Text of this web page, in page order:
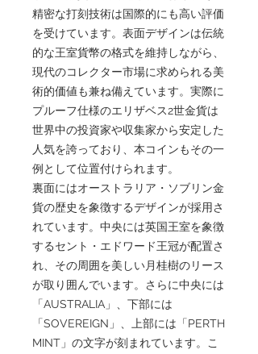
精密な打刻技術は国際的にも高い評価
を受けています。表面デザインは伝統
的な王室貨幣の格式を維持しながら、
現代のコレクター市場に求められる美
術的価値も兼ね備えています。実際に
プルーフ仕様のエリザベス2世金貨は
世界中の投資家や収集家から安定した
人気を誇っており、本コインもその一
例として位置付けられます。
裏面にはオーストラリア・ソブリン金
貨の歴史を象徴するデザインが採用さ
れています。中央には英国王室を象徴
するセント・エドワード王冠が配置さ
れ、その周囲を美しい月桂樹のリース
が取り囲んでいます。さらに中央には
「AUSTRALIA」、下部には
「SOVEREIGN」、上部には「PERTH
MINT」の文字が刻まれています。こ